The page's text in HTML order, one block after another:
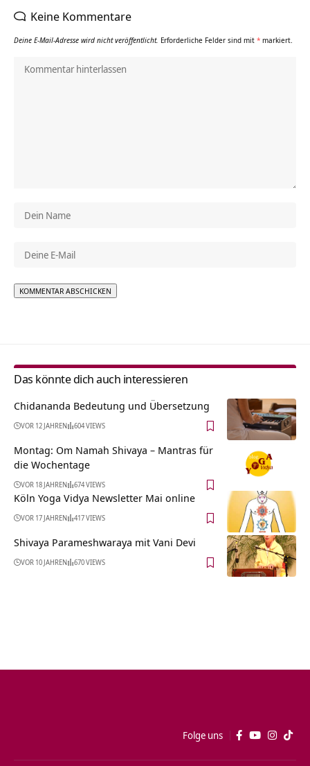
Keine Kommentare
Deine E-Mail-Adresse wird nicht veröffentlicht. Erforderliche Felder sind mit * markiert.
Das könnte dich auch interessieren
Chidananda Bedeutung und Übersetzung
VOR 12 JAHREN 604 VIEWS
Montag: Om Namah Shivaya – Mantras für
die Wochentage
VOR 18 JAHREN 674 VIEWS
Köln Yoga Vidya Newsletter Mai online
VOR 17 JAHREN 417 VIEWS
Shivaya Parameshwaraya mit Vani Devi
VOR 10 JAHREN 670 VIEWS
Folge uns